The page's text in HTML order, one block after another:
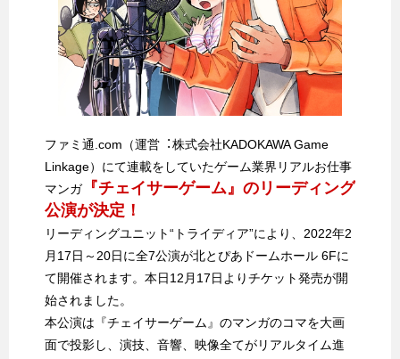
ファミ通.com（運営︓株式会社KADOKAWA Game
Linkage）にて連載をしていたゲーム業界リアルお仕事
マンガ『チェイサーゲーム』のリーディング
公演が決定！
リーディングユニット“トライディア”により、2022年2
月17日～20日に全7公演が北とぴあドームホール 6Fに
て開催されます。本日12月17日よりチケット発売が開
始されました。
本公演は『チェイサーゲーム』のマンガのコマを大画
面で投影し、演技、音響、映像全てがリアルタイム進